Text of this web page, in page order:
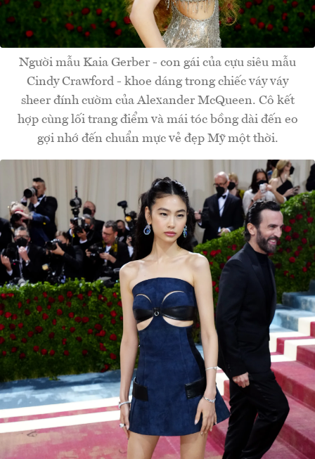
Người mẫu Kaia Gerber - con gái của cựu siêu mẫu
Cindy Crawford - khoe dáng trong chiếc váy váy
sheer đính cườm của Alexander McQueen. Cô kết
hợp cùng lối trang điểm và mái tóc bồng dài đến eo
gợi nhớ đến chuẩn mực vẻ đẹp Mỹ một thời.